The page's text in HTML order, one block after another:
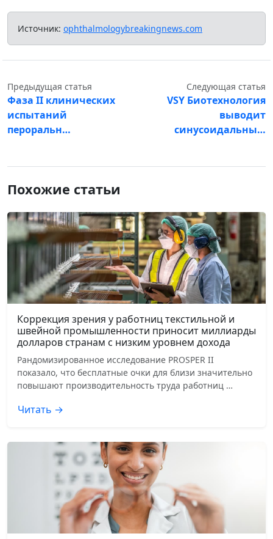
Источник: ophthalmologybreakingnews.com
Предыдущая статья
Фаза II клинических
испытаний
пероральн…
Следующая статья
VSY Биотехнология
выводит
синусоидальны…
Похожие статьи
Коррекция зрения у работниц текстильной и
швейной промышленности приносит миллиарды
долларов странам с низким уровнем дохода
Рандомизированное исследование PROSPER II
показало, что бесплатные очки для близи значительно
повышают производительность труда работниц …
Читать →